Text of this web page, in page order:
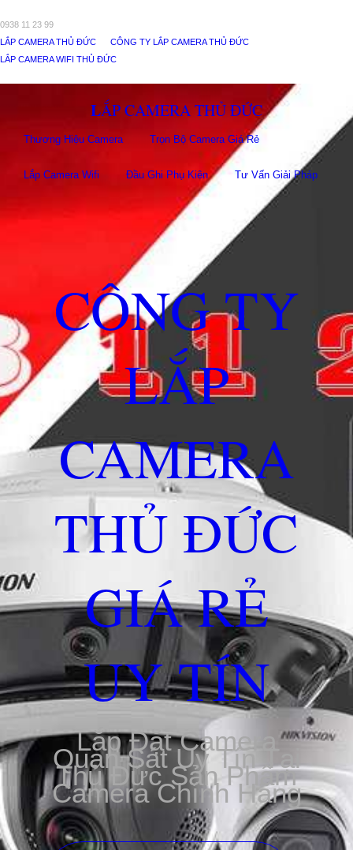
0938 11 23 99
LẮP CAMERA THỦ ĐỨC
CÔNG TY LẮP CAMERA THỦ ĐỨC
LẮP CAMERA WIFI THỦ ĐỨC
LẮP CAMERA THỦ ĐỨC
Thương Hiệu Camera Trọn Bộ Camera Giá Rẻ
Lắp Camera Wifi Đầu Ghi Phụ Kiên Tư Vấn Giải Pháp
CÔNG TY
LẮP
CAMERA
THỦ ĐỨC
GIÁ RẺ
UY TÍN
Lắp Đặt Camera
Quan Sát Uy Tín Tại
Thủ Đức Sản Phẩm
Camera Chính Hãng